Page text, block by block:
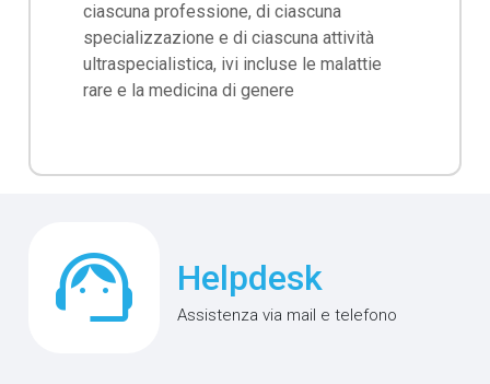
ciascuna professione, di ciascuna
specializzazione e di ciascuna attività
ultraspecialistica, ivi incluse le malattie
rare e la medicina di genere
support_agent Helpdesk
Assistenza via mail e telefono